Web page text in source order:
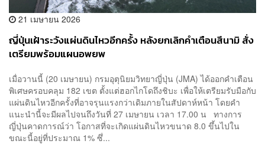
21 เมษายน 2026
ญี่ปุ่นเฝ้าระวังแผ่นดินไหวอีกครั้ง หลังยกเลิกคำเตือนสึนามิ สั่ง
เตรียมพร้อมแผนอพยพ
เมื่อวานนี้ (20 เมษายน) กรมอุตุนิยมวิทยาญี่ปุ่น (JMA) ได้ออกคำเตือน
พิเศษครอบคลุม 182 เขต ตั้งแต่ฮอกไกโดถึงชิบะ เพื่อให้เตรียมรับมือกับ
แผ่นดินไหวอีกครั้งที่อาจรุนแรงกว่าเดิมภายในสัปดาห์หน้า โดยคำ
แนะนำนี้จะมีผลไปจนถึงวันที่ 27 เมษายน เวลา 17.00 น ทางการ
ญี่ปุ่นคาดการณ์ว่า โอกาสที่จะเกิดแผ่นดินไหวขนาด 8.0 ขึ้นไปใน
ขณะนี้อยู่ที่ประมาณ 1% ซึ่...